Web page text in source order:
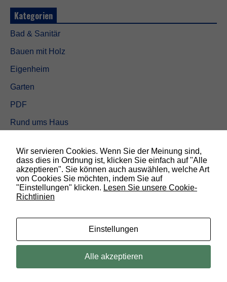
Kategorien
Bad & Sanitär
Bauen mit Holz
Eigenheim
Garten
PDF
Rund ums Haus
Sicherheit
SUCHEN
© 2019 Bauland Magazin Braunschweig, Peine & Wolfsburg. All rights
Wir servieren Cookies. Wenn Sie der Meinung sind,
dass dies in Ordnung ist, klicken Sie einfach auf "Alle
akzeptieren". Sie können auch auswählen, welche Art
von Cookies Sie möchten, indem Sie auf
"Einstellungen" klicken. Lesen Sie unsere Cookie-
Richtlinien
Einstellungen
Alle akzeptieren
t
w
e
n
d
i
g